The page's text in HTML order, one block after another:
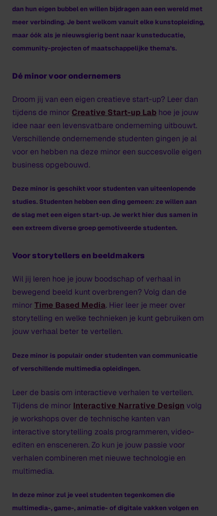
dan hun eigen bubbel en willen bijdragen aan een wereld met
meer verbinding. Je bent welkom vanuit elke kunstopleiding,
maar óók als je nieuwsgierig bent naar kunsteducatie,
community-projecten of maatschappelijke thema’s.
Dé minor voor ondernemers
Droom jij van een eigen creatieve start-up? Leer dan
tijdens de minor Creative Start-up Lab hoe je jouw
idee naar een levensvatbare onderneming uitbouwt.
Verschillende ondernemende studenten gingen je al
voor en hebben na deze minor een succesvolle eigen
business opgebouwd.
Deze minor is geschikt voor studenten van uiteenlopende
studies. Studenten hebben een ding gemeen: ze willen aan
de slag met een eigen start-up. Je werkt hier dus samen in
een extreem diverse groep gemotiveerde studenten.
Voor storytellers en beeldmakers
Wil jij leren hoe je jouw boodschap of verhaal in
bewegend beeld kunt overbrengen? Volg dan de
minor Time Based Media. Hier leer je meer over
storytelling en welke technieken je kunt gebruiken om
jouw verhaal beter te vertellen.
Deze minor is populair onder studenten van communicatie
of verschillende multimedia opleidingen.
Leer de basis om interactieve verhalen te vertellen.
Tijdens de minor Interactive Narrative Design volg
je workshops over de technische kanten van
interactive storytelling zoals programmeren, video-
editen en ensceneren. Zo kun je jouw passie voor
verhalen combineren met nieuwe technologie en
multimedia.
In deze minor zul je veel studenten tegenkomen die
multimedia-, game-, animatie- of digitale vakken volgen en